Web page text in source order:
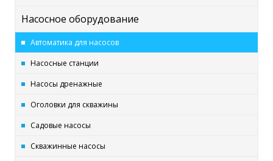
Насосное оборудование
Автоматика для насосов
Насосные станции
Насосы дренажные
Оголовки для скважины
Садовые насосы
Скважинные насосы